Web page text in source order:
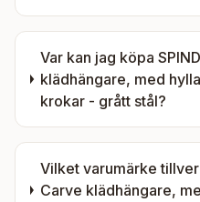
Var kan jag köpa
klädhängare, med
krokar - grått stål?
Vilket varumärke
Carve klädhängare,